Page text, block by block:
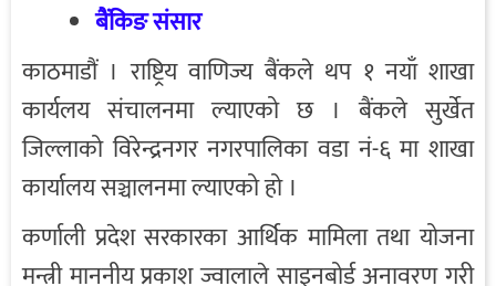
बैंकिङ संसार
काठमाडौं । राष्ट्रिय वाणिज्य बैंकले थप १ नयाँ शाखा
कार्यलय संचालनमा ल्याएको छ । बैंकले सुर्खेत
जिल्लाको विरेन्द्रनगर नगरपालिका वडा नं-६ मा शाखा
कार्यालय सञ्चालनमा ल्याएको हो ।
कर्णाली प्रदेश सरकारका आर्थिक मामिला तथा योजना
मन्त्री माननीय प्रकाश ज्वालाले साइनबोर्ड अनावरण गरी